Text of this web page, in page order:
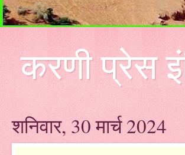
करणी प्रेस
शनिवार, 30 मार्च 2024